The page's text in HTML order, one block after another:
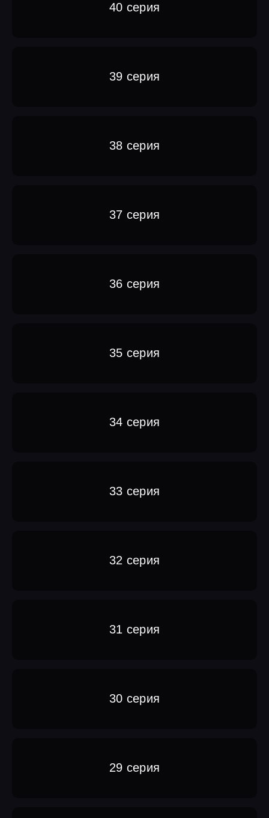
40 серия
39 серия
38 серия
37 серия
36 серия
35 серия
34 серия
33 серия
32 серия
31 серия
30 серия
29 серия